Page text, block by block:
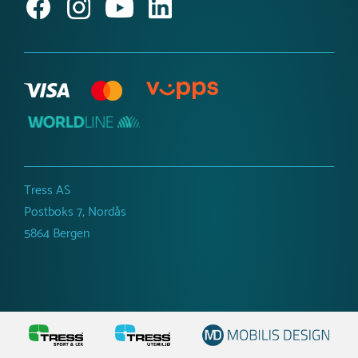
Produktnyheter
Tress AS
Postboks 7, Nordås
5864 Bergen